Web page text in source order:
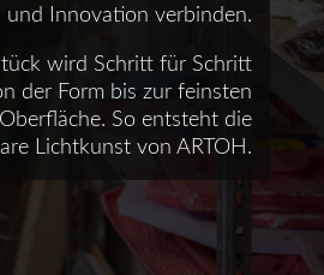
und Innovation verbinden.
wird Schritt für Schritt
der Form bis zur feinsten
Oberfläche. So entsteht die
Lichtkunst von ARTOH.